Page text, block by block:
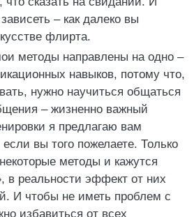
– как далеко вы
флирта.
методы направлены на одно –
навыков, потому что,
нужно научиться общаться
– жизненно важный
я предлагаю вам
вы того пожелаете. Только
методы и кажутся
в реальности эффект от них
И чтобы не иметь проблем с
избавиться от всех